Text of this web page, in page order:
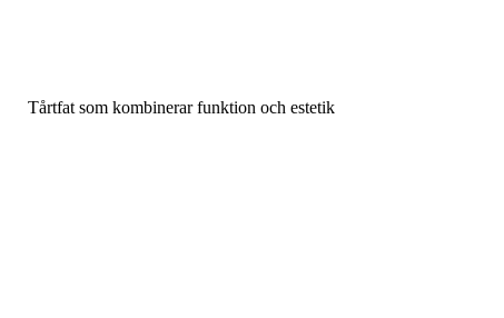
Tårtfat som kombinerar funktion och estetik